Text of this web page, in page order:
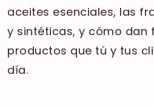
aceites esenciales, las
y sintéticas, y cómo dan
productos que tú y tus
día.